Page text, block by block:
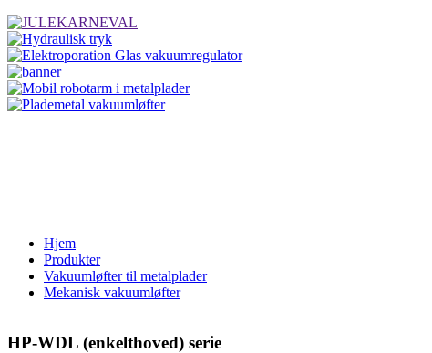
Hjem
Produkter
Vakuumløfter til metalplader
Mekanisk vakuumløfter
HP-WDL (enkelthoved) serie